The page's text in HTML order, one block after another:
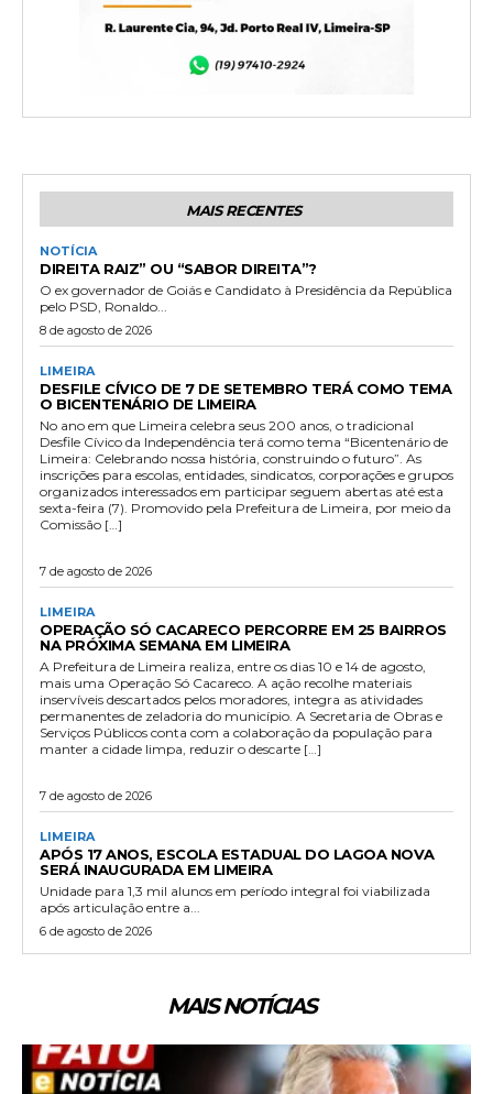
MAIS RECENTES
NOTÍCIA
DIREITA RAIZ” OU “SABOR DIREITA”?
O ex governador de Goiás e Candidato à Presidência da República
pelo PSD, Ronaldo...
8 de agosto de 2026
LIMEIRA
DESFILE CÍVICO DE 7 DE SETEMBRO TERÁ COMO TEMA
O BICENTENÁRIO DE LIMEIRA
No ano em que Limeira celebra seus 200 anos, o tradicional
Desfile Cívico da Independência terá como tema “Bicentenário de
Limeira: Celebrando nossa história, construindo o futuro”. As
inscrições para escolas, entidades, sindicatos, corporações e grupos
organizados interessados em participar seguem abertas até esta
sexta-feira (7). Promovido pela Prefeitura de Limeira, por meio da
Comissão […]
7 de agosto de 2026
LIMEIRA
OPERAÇÃO SÓ CACARECO PERCORRE EM 25 BAIRROS
NA PRÓXIMA SEMANA EM LIMEIRA
A Prefeitura de Limeira realiza, entre os dias 10 e 14 de agosto,
mais uma Operação Só Cacareco. A ação recolhe materiais
inservíveis descartados pelos moradores, integra as atividades
permanentes de zeladoria do município. A Secretaria de Obras e
Serviços Públicos conta com a colaboração da população para
manter a cidade limpa, reduzir o descarte […]
7 de agosto de 2026
LIMEIRA
APÓS 17 ANOS, ESCOLA ESTADUAL DO LAGOA NOVA
SERÁ INAUGURADA EM LIMEIRA
Unidade para 1,3 mil alunos em período integral foi viabilizada
após articulação entre a...
6 de agosto de 2026
MAIS NOTÍCIAS